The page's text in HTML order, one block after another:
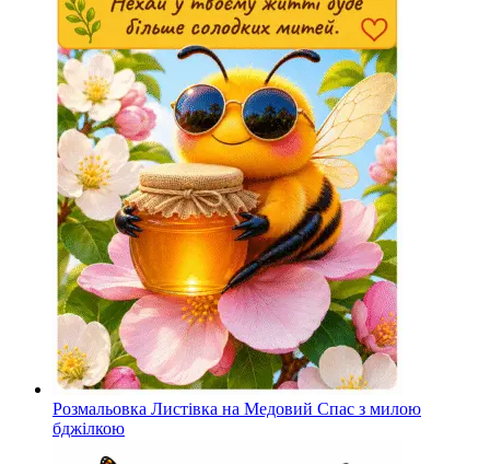
Розмальовка Листівка на Медовий Спас з милою
бджілкою